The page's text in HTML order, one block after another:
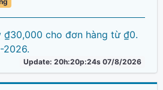
₫30,000 cho đơn hàng từ ₫0.
2026.
Update: 20h:20p:24s 07/8/2026